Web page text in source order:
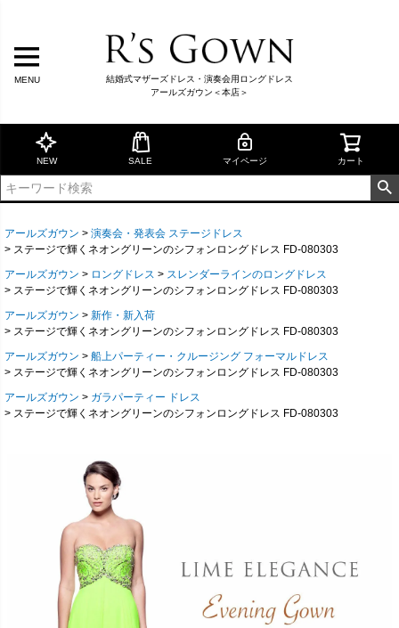
MENU
結婚式マザーズドレス・演奏会用ロングドレス
アールズガウン＜本店＞
NEW SALE マイページ カート
アールズガウン
演奏会・発表会 ステージドレス
ステージで輝くネオングリーンのシフォンロングドレス FD-080303
アールズガウン
ロングドレス
スレンダーラインのロングドレス
ステージで輝くネオングリーンのシフォンロングドレス FD-080303
アールズガウン
新作・新入荷
ステージで輝くネオングリーンのシフォンロングドレス FD-080303
アールズガウン
船上パーティー・クルージング フォーマルドレス
ステージで輝くネオングリーンのシフォンロングドレス FD-080303
アールズガウン
ガラパーティー ドレス
ステージで輝くネオングリーンのシフォンロングドレス FD-080303